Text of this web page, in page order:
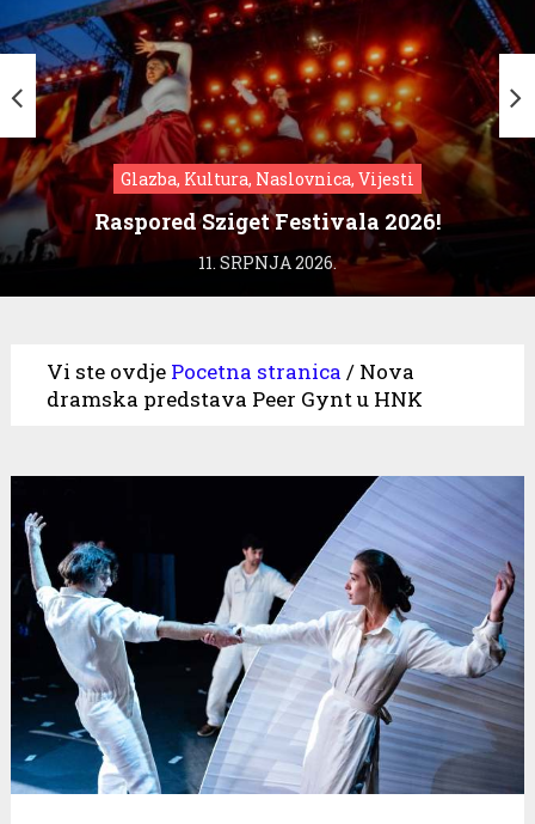
Glazba, Kultura, Naslovnica, Vijesti
Raspored Sziget Festivala 2026!
11. SRPNJA 2026.
Vi ste ovdje Pocetna stranica / Nova
dramska predstava Peer Gynt u HNK